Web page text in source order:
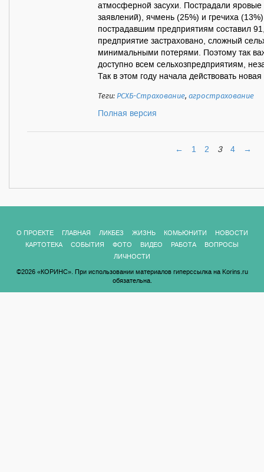
атмосферной засухи. Пострадали
заявлений), ячмень (25%) и гречиха
пострадавшим предприятиям составил
предприятие застраховано, сложный
минимальными потерями. Поэтому так
доступно всем сельхозпредприятиям,
Так в этом году начала действовать
Теги:РСХБ-Страхование,агрострахование
Полная версия
← 1 2 3 4 →
О ПРОЕКТЕ ГЛАВНАЯ ЛИКБЕЗ ЖИЗНЬ КОМЬЮНИТИ
НОВОСТИ
КАРТОТЕКА
СОБЫТИЯ ФОТО ВИДЕО РАБОТА
ВОПРОСЫ
ЛИЧНОСТИ
©2026 «КОРИНС». При использовании материалов гиперссылка на Korins.ru
обязательна.